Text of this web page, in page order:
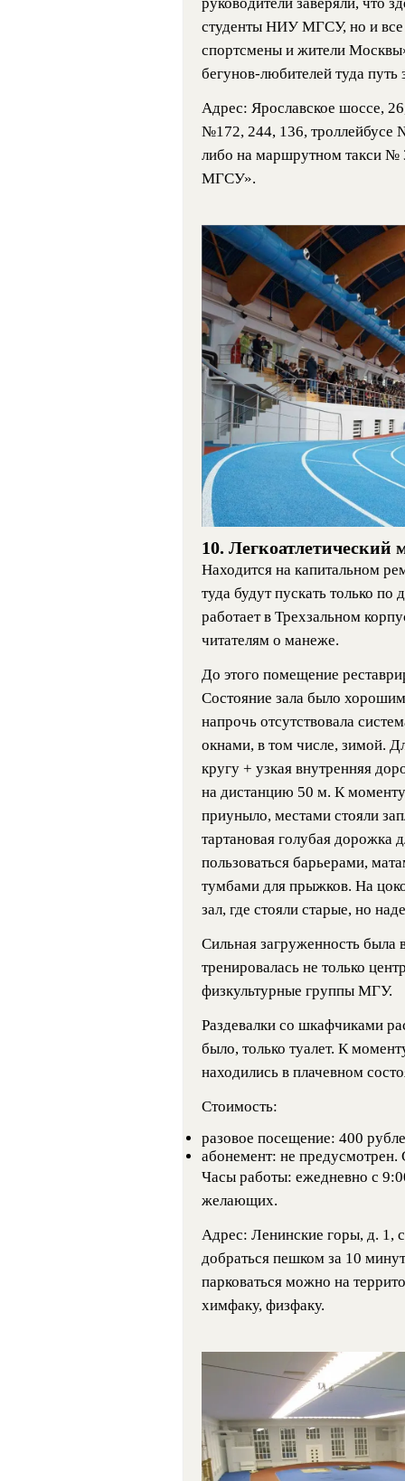
студенты НИУ МГСУ, но и
спортсмены и жители
бегунов-любителей туда путь
Адрес: Ярославское шоссе,
№172, 244, 136, троллейбусе
либо на маршрутном такси №
МГСУ».
10.
Находится на капитальном
туда будут пускать только
работает в Трехзальном
читателям о манеже.
До этого помещение
Состояние зала было
напрочь отсутствовала
окнами, в том числе, зимой.
кругу + узкая внутренняя
на дистанцию 50 м. К
приуныло, местами стояли
тартановая голубая
пользоваться барьерами,
тумбами для прыжков. На
зал, где стояли старые, но
Сильная загруженность была
тренировалась не только
физкультурные группы МГУ.
Раздевалки со шкафчиками
было, только туалет. К
находились в плачевном
Стоимость:
разовое посещение: 400
абонемент: не
Часы работы: ежедневно с
желающих.
Адрес: Ленинские горы, д. 1,
добраться пешком за 10
парковаться можно на
химфаку, физфаку.